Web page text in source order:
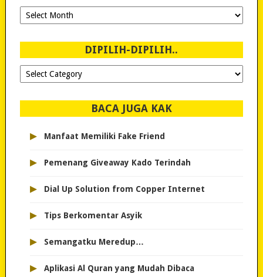
Ngeblog
Sejak
DIPILIH-DIPILIH..
Dipilih-
dipilih..
BACA JUGA KAK
▸ Manfaat Memiliki Fake Friend
▸ Pemenang Giveaway Kado Terindah
▸ Dial Up Solution from Copper Internet
▸ Tips Berkomentar Asyik
▸ Semangatku Meredup…
▸ Aplikasi Al Quran yang Mudah Dibaca